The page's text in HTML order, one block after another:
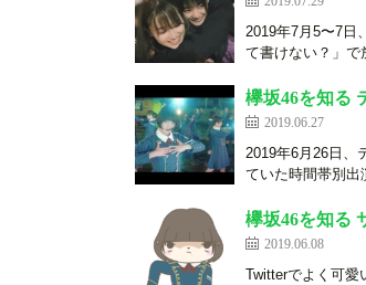
2019年7月5〜7日
て書けない？」
欅坂46を知る
2019.06.27
2019年6月26日、
ていた時間帯別
欅坂46を知る
2019.06.08
Twitterでよく可愛